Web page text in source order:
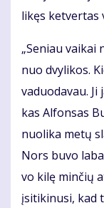
li­kęs ket­ver­tas
„Se­niau vai­kai
nuo dvy­li­kos.
va­duo­da­vau.
kas Al­fon­sas
nuo­li­ka me­tų
Nors bu­vo
vo ki­lę min­čių
įsi­ti­ki­nu­si, kad